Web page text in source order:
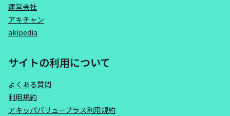
運営会社
アキチャン
akipedia
サイトの利用について
よくある質問
利用規約
アキッパバリュープラス利用規約